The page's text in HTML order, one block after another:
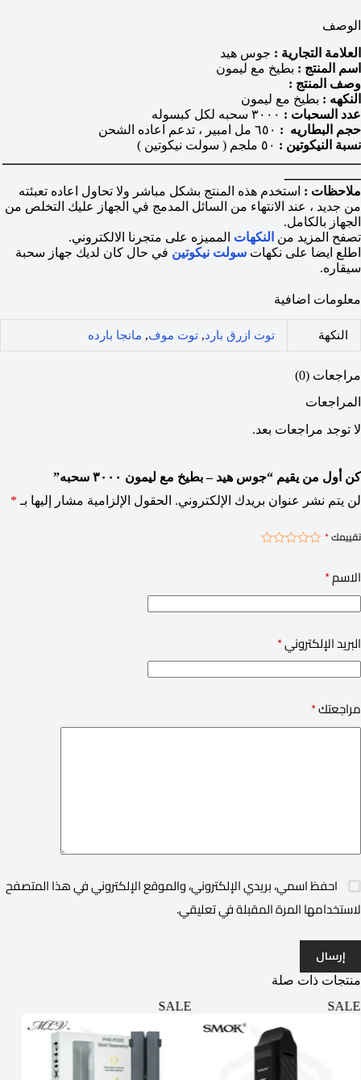
الوصف
العلامة التجارية : جوس هيد
اسم المنتج : بطيخ مع ليمون
وصف المنتج :
النكهه : بطيخ مع ليمون
عدد السحبات :
حجم البطاريه :
نسبة النيكوتين :
ـــــــــــــــــــــــــــــــــــــــــــــــــــــــــــــــــــــــــــــــــــــــــ
ـــــــــــــــــــ
ملاحظات : استخدم هذه المنتج بشكل مباشر ولا تحاول اعاده تعبئته
من جديد ، عند الانتهاء من السائل المدمج في الجهاز عليك التخلص من
الجهاز بالكامل.
تصفح المزيد من النكهات المميزه على متجرنا الالكتروني.
اطلع ايضا على نكهات سولت نيكوتين في حال كان لديك جهاز سحبة
سيقاره.
معلومات اضافية
النكهة توت ازرق بارد, توت موف, مانجا بارده
مراجعات (0)
المراجعات
لا توجد مراجعات بعد.
كن أول من يقيم “جوس هيد – بطيخ مع ليمون ٣٠٠٠ سحبه”
لن يتم نشر عنوان بريدك الإلكتروني. الحقول الإلزامية مشار إليها بـ *
تقييمك*
الاسم*
البريد الإلكتروني*
مراجعتك*
احفظ اسمي، بريدي الإلكتروني، والموقع الإلكتروني في هذا المتصفح
لاستخدامها المرة المقبلة في تعليقي.
إرسال
منتجات ذات صلة
SALE
SALE